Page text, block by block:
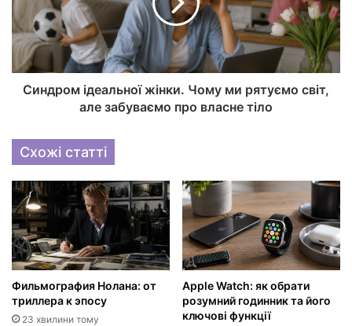
Синдром ідеальної жінки. Чому ми рятуємо світ,
але забуваємо про власне тіло
Схожі статті
Фильмография Нолана: от
триллера к эпосу
23 хвилини тому
Apple Watch: як обрати
розумний годинник та його
ключові функції